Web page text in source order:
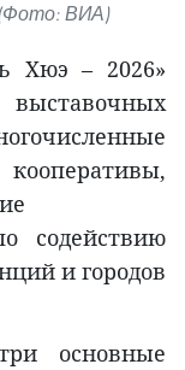
ВИА)
Хюэ – 2026»
содействию
и городов
основные